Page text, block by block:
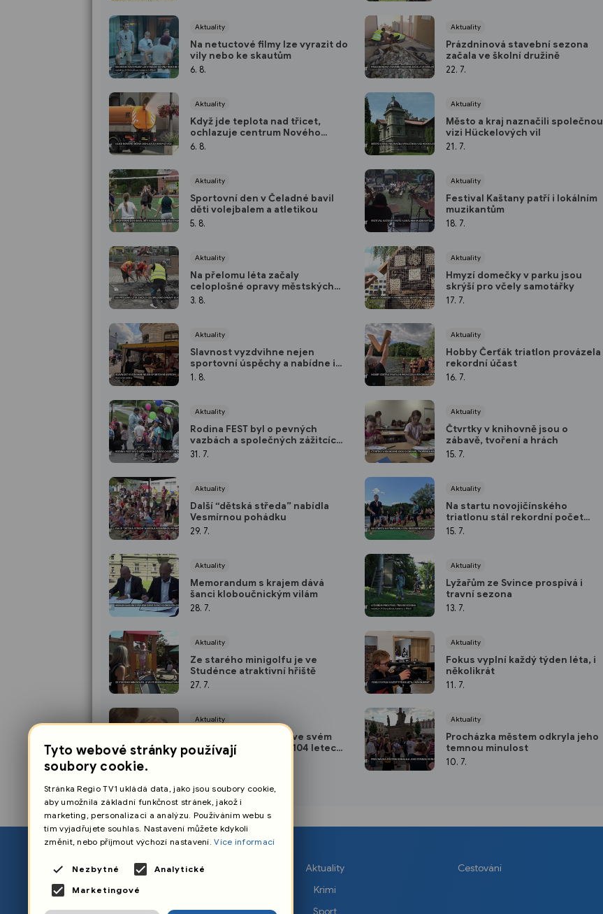
Aktuality
Na netuctové filmy lze vyrazit do
vily nebo ke skautům
6. 8.
Aktuality
Když jde teplota nad třicet,
ochlazuje centrum Nového
Jičína kropicí vůz
6. 8.
Aktuality
Sportovní den v Čeladné bavil
děti volejbalem a atletikou
5. 8.
Aktuality
Na přelomu léta začaly
celoplošné opravy městských
silnic a chodníků
3. 8.
Aktuality
Slavnost vyzdvihne nejen
sportovní úspěchy a nabídne i
adrenalinovou zábavu
1. 8.
Aktuality
Rodina FEST byl o pevných
vazbách a společných zážitcích
dětí a dospělých
31. 7.
Aktuality
Další “dětská středa” nabídla
Vesmírnou pohádku
29. 7.
Aktuality
Memorandum s krajem dává
šanci kloboučnickým vilám
28. 7.
Aktuality
Ze starého minigolfu je ve
Studénce atraktivní hřiště
27. 7.
Aktuality
Marie Jakůbková žije ve svém
domku v Kojetíně, ve 104 letech
je nejstarší obyvatelkou Nového
Aktuality
Prázdninová stavební sezona
začala ve školní družině
22. 7.
Aktuality
Město a kraj naznačili společnou
vizi Hückelových vil
21. 7.
Aktuality
Festival Kaštany patří i lokálním
muzikantům
18. 7.
Aktuality
Hmyzí domečky v parku jsou
skrýší pro včely samotářky
17. 7.
Aktuality
Hobby Čerťák triatlon provázela
rekordní účast
16. 7.
Aktuality
Čtvrtky v knihovně jsou o
zábavě, tvoření a hrách
15. 7.
Aktuality
Na startu novojičínského
triatlonu stál rekordní počet
hobíků
15. 7.
Aktuality
Lyžařům ze Svince prospívá i
travní sezona
13. 7.
Aktuality
Fokus vyplní každý týden léta, i
několikrát
11. 7.
Aktuality
Procházka městem odkryla jeho
temnou minulost
10. 7.
O nás
Nastavení cookies
Ochrana osobních údajů
Aktuality
Krimi
Sport
Cestování
Tyto webové stránky používají
soubory cookie.
Stránka Regio TV1 ukládá data, jako jsou soubory cookie,
aby umožnila základní funkčnost stránek, jakož i
marketing, personalizaci a analýzu. Používáním webu s
tím vyjadřujete souhlas. Nastavení můžete kdykoli
změnit, nebo přijmout výchozí nastavení.Více informací
Nezbytné
Analytické
Marketingové